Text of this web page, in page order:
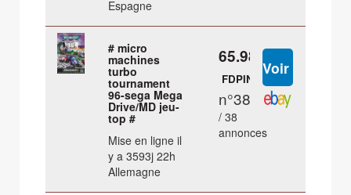
Espagne
# micro
machines
turbo
tournament
96-sega Mega
Drive/MD jeu-
top #
Mise en ligne il
y a 3593j 22h
Allemagne
65.98 €
FDPIN
n°38
/ 38
annonces